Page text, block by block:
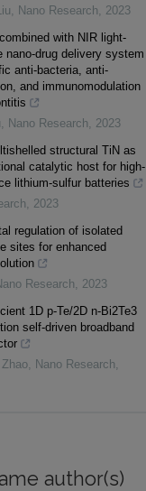
, Nano Research, 2023
with NIR light-
nano-drug delivery system
anti-bacteria, anti-
and immunomodulation
, Nano Research, 2023
structural TiN as
catalytic host for high-
lithium-sulfur batteries
, 2023
regulation of isolated
sites for enhanced
Research, 2023
1D p-Te/2D n-Bi2Te3
self-driven broadband
, Nano Research,
author(s)